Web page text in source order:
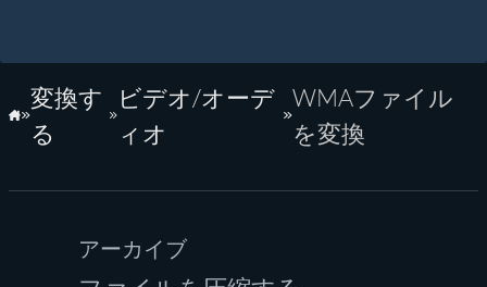
ホーム
変換す
る
ビデオ/オーデ
ィオ
WMAファイル
を変換
アーカイブ